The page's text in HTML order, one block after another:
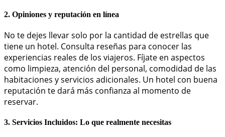
2. Opiniones y reputación en línea
No te dejes llevar solo por la cantidad de estrellas que
tiene un hotel. Consulta reseñas para conocer las
experiencias reales de los viajeros. Fíjate en aspectos
como limpieza, atención del personal, comodidad de las
habitaciones y servicios adicionales. Un hotel con buena
reputación te dará más confianza al momento de
reservar.
3. Servicios Incluidos: Lo que realmente necesitas